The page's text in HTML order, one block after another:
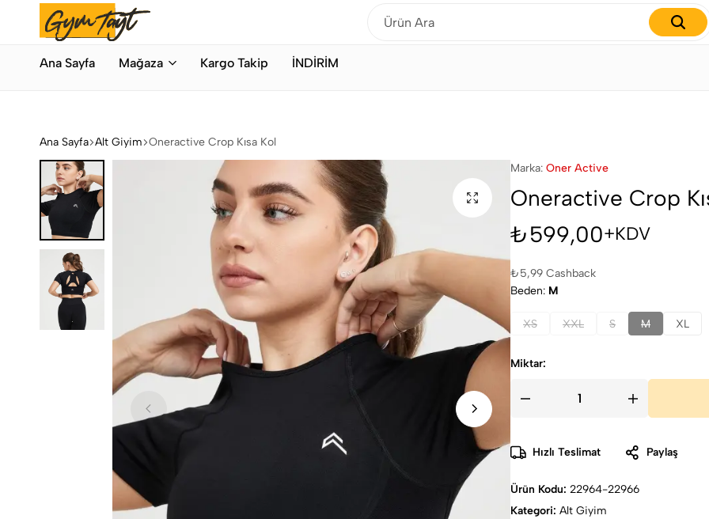
Bahar ModasıHemen Alışveriş Yap Gardırobunuzu yenilemenin tam zamanı!
Fazlası
Ana Sayfa Mağaza Kargo Takip İNDİRİM
Ana Sayfa Alt Giyim Oneractive Crop Kısa Kol
Marka: Oner Active
Oneractive Crop
₺599,00+KDV
₺5,99 Cashback
Beden M
XS XXL S M XL
Miktar:
Hızlı Teslimat Paylaş
Ürün Kodu: 22964-22966
Kategori: Alt Giyim